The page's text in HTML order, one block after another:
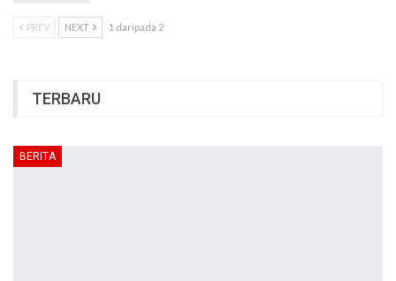
PREV NEXT 1 daripada 2
TERBARU
BERITA